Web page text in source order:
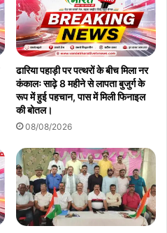
ढारिया पहाड़ी पर पत्थरों के बीच मिला नर
कंकालः साढ़े 8 महीने से लापता बुजुर्ग के
रूप में हुई पहचान, पास में मिली फिनाइल
की बोतल।
08/08/2026